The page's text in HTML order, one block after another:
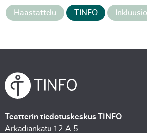
Haastattelu TINFO Inkluusio
Teatterin tiedotuskeskus TINFO
Arkadiankatu 12 A 5